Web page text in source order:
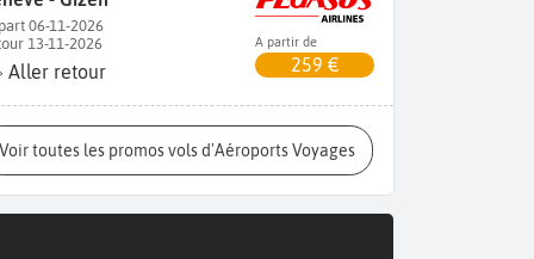
06-11-2026
13-11-2026
Aller retour
A partir de
259 €
Voir toutes les promos vols d'Aéroports Voyages